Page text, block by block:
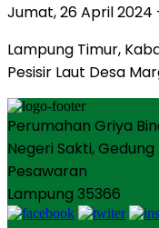
Jumat, 26 April 2024
Lampung Timur,
Pesisir Laut Desa
Perumahan Griya
Negeri Sakti,
Pesawaran
Lampung 35366